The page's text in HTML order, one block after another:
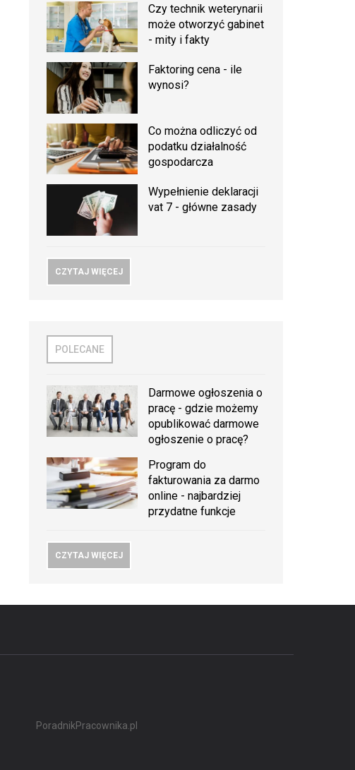
Czy technik weterynarii
może otworzyć gabinet
- mity i fakty
Faktoring cena - ile
wynosi?
Co można odliczyć od
podatku działalność
gospodarcza
Wypełnienie deklaracji
vat 7 - główne zasady
CZYTAJ WIĘCEJ
POLECANE
Darmowe ogłoszenia o
pracę - gdzie możemy
opublikować darmowe
ogłoszenie o pracę?
Program do
fakturowania za darmo
online - najbardziej
przydatne funkcje
CZYTAJ WIĘCEJ
PoradnikPracownika.pl